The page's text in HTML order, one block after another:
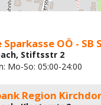
OÖ - SB
Stiftsstr 2
Mo-So: 05:00-24:00
Region